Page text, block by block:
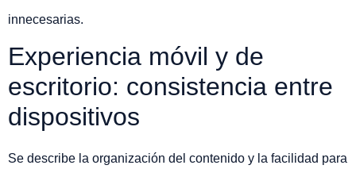
innecesarias.
Experiencia móvil y de
escritorio: consistencia entre
dispositivos
Se describe la organización del contenido y la facilidad para